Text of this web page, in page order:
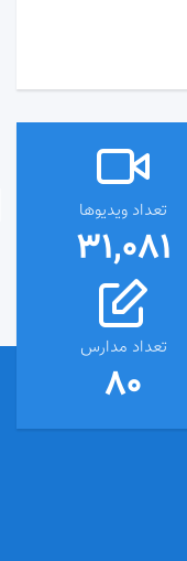
تعداد ویدیوها
31,081
تعداد مدارس
80